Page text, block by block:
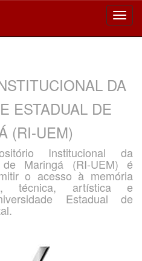
DA
ESTADUAL DE
(RI-UEM)
Institucional da
de Maringá (RI-UEM) é
o acesso à memória
técnica, artística e
Estadual de